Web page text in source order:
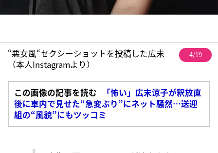
“悪女風“セクシーショットを投稿した広末
（本人Instagramより）
4/19
この画像の記事を読む
「怖い」広末涼子が釈放直
後に車内で見せた“急変ぶり”にネット騒然…送迎
組の“風貌”にもツッコミ